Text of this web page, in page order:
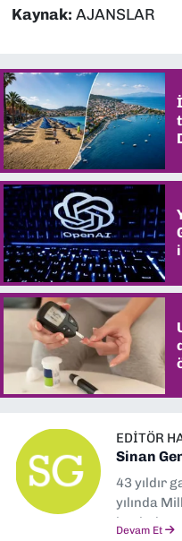
Kaynak: AJANSLAR
EDITÖR
Sinan
43 yıldır
yılında
başladım.
Devam Et